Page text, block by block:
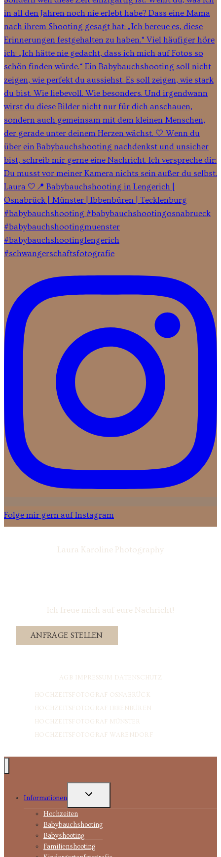
Folge mir gern auf Instagram
Laura Karoline Photography
Ich freue mich auf eure Nachricht!
ANFRAGE STELLEN
AGB IMPRESSUM DATENSCHUTZ
HOCHZEITSFOTOGRAF OSNABRÜCK
HOCHZEITSFOTOGRAF IBBENBÜREN
HOCHZEITSFOTOGRAF MÜNSTER
HOCHZEITSFOTOGRAF WARENDORF
Informationen
UNTERMENÜ
Hochzeiten
Babybauchshooting
Babyshooting
Familienshooting